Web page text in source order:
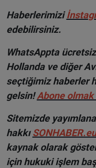
Haberlerimizi İnsta
edebilirsiniz.
WhatsAppta
Hollanda ve diğer
seçtiğimiz haberler
gelsin!Abone olmak
Sitemizde
hakkıSONHABER.eu
kaynak olarak
için hukuki işlem